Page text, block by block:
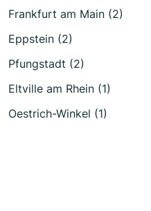
Frankfurt am Main (2)
Eppstein (2)
Pfungstadt (2)
Eltville am Rhein (1)
Oestrich-Winkel (1)